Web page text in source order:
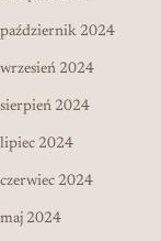
październik 2024
wrzesień 2024
sierpień 2024
lipiec 2024
czerwiec 2024
maj 2024